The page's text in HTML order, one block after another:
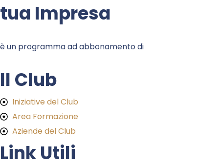
tua Impresa
è un programma ad abbonamento di
Il Club
Iniziative del Club
Area Formazione
Aziende del Club
Link Utili